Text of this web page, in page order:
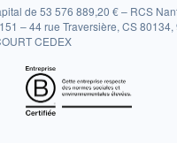
de 53 576 889,20 € – RCS
– 44 rue Traversière, CS 80134,
CEDEX